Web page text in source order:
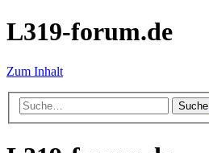
L319-forum.de
Zum Inhalt
Suche